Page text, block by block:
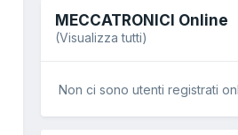
MECCATRONICI Online
(Visualizza tutti)
Non ci sono utenti registrati